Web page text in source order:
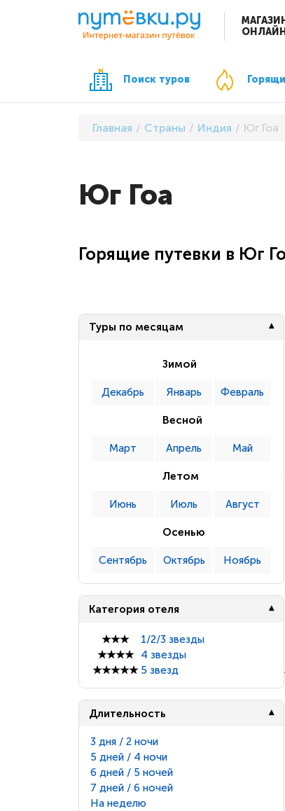
МАГАЗИН
Поиск туров
Главная Страны Индия Юг Гоа
Юг Гоа
Горящие путевки в Юг
Туры по месяцам
Зимой
Декабрь Январь Февраль
Весной
Март Апрель Май
Летом
Июнь Июль Август
Осенью
Сентябрь Октябрь Ноябрь
Категория отеля
★★★
1/2/3 звезды
★★★★
4 звезды
★★★★★ 5 звезд
Длительность
3 дня / 2 ночи
5 дней / 4 ночи
6 дней / 5 ночей
7 дней / 6 ночей
На неделю